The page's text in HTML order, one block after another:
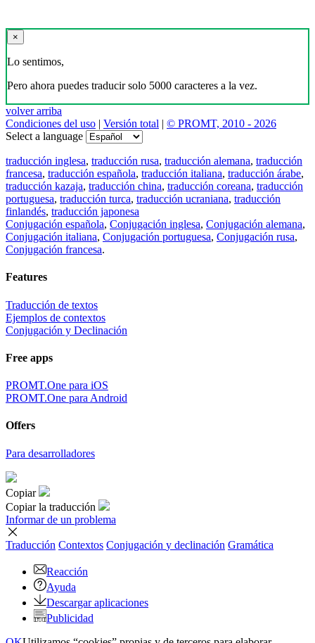
×
Lo sentimos,
Pero ahora puedes traducir solo 5000 caracteres a la vez.
volver arriba
Condiciones del uso | Versión total | © PROMT, 2010 - 2026
Select a language
traducción inglesa, traducción rusa, traducción alemana, traducción
francesa, traducción española, traducción italiana, traducción árabe,
traducción kazaja, traducción china, traducción coreana, traducción
portuguesa, traducción turca, traducción ucraniana, traducción
finlandés, traducción japonesa
Conjugación española, Conjugación inglesa, Conjugación alemana,
Conjugación italiana, Conjugación portuguesa, Conjugación rusa,
Conjugación francesa.
Features
Traducción de textos
Ejemplos de contextos
Conjugación y Declinación
Free apps
PROMT.One para iOS
PROMT.One para Android
Offers
Para desarrolladores
Copiar
Copiar la traducción
Informar de un problema
Traducción Contextos Conjugación y declinación Gramática
Reacción
Ayuda
Descargar aplicaciones
Publicidad